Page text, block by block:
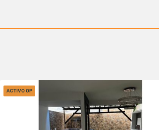
ACTIVO OP